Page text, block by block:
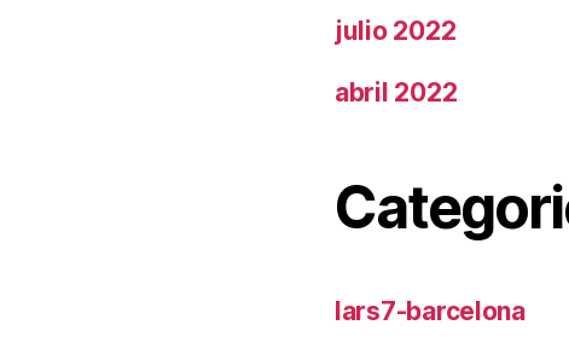
julio 2022
abril 2022
lars7-barcelona